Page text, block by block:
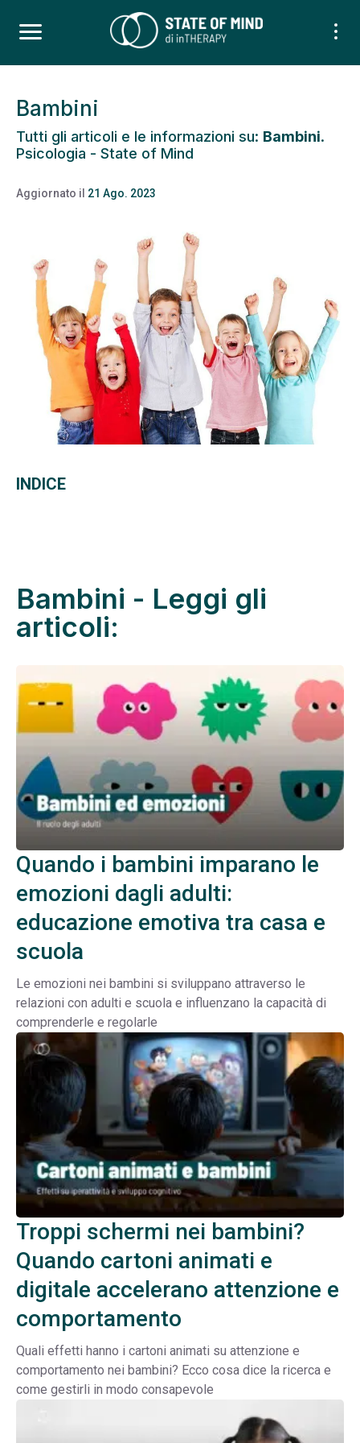
Bambini
Tutti gli articoli e le informazioni su: Bambini.
Psicologia - State of Mind
Aggiornato il 21 Ago. 2023
INDICE
Bambini - Leggi gli
articoli:
Quando i bambini imparano le
emozioni dagli adulti:
educazione emotiva tra casa e
scuola
Le emozioni nei bambini si sviluppano attraverso le
relazioni con adulti e scuola e influenzano la capacità di
comprenderle e regolarle
Troppi schermi nei bambini?
Quando cartoni animati e
digitale accelerano attenzione e
comportamento
Quali effetti hanno i cartoni animati su attenzione e
comportamento nei bambini? Ecco cosa dice la ricerca e
come gestirli in modo consapevole